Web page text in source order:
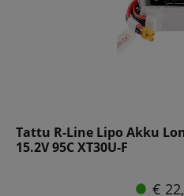
Tattu R-Line Lipo Akku
15.2V 95C XT30U-F
€